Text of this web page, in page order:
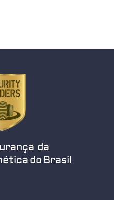
da
do Brasil